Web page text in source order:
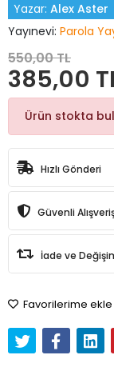
Yazar: Alex Aster
Yayınevi: Parola
550,00 TL
385,00
Ürün stokta
Hızlı Gönderi
Güvenli
İade ve
Favorilerime ekle